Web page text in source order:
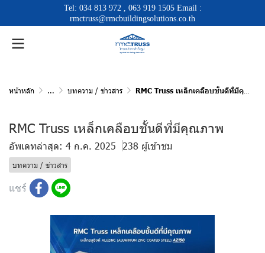
Tel: 034 813 972, 063 919 1505Email :
rmctruss@rmcbuildingsolutions.co.th
หน้าหลัก ... บทความ / ข่าวสาร RMC Truss เหล็กเคลือบชั้นดีที่มีคุณภาพ
RMC Truss เหล็กเคลือบชั้นดีที่มีคุณภาพ
อัพเดทล่าสุด: 4 ก.ค. 2025 238 ผู้เข้าชม
บทความ / ข่าวสาร
แชร์